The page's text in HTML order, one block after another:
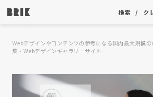
検索 ク
Webデザインやコンテンツの参考になる国内最大規模
集・Webデザインギャラリーサイト